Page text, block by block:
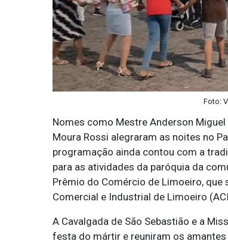
Foto:
Nomes como Mestre Anderson Miguel
Moura Rossi alegraram as noites no
programação ainda contou com a
para as atividades da paróquia da
Prêmio do Comércio de Limoeiro,
Comercial e Industrial de Limoeiro
A Cavalgada de São Sebastião e a
festa do mártir e reuniram os